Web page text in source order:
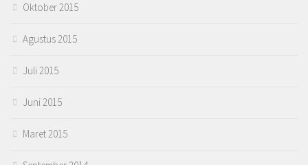
Oktober 2015
Agustus 2015
Juli 2015
Juni 2015
Maret 2015